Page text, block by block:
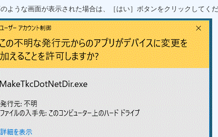
ような画面が表示された場合は、［はい］ボタンをクリックしてく